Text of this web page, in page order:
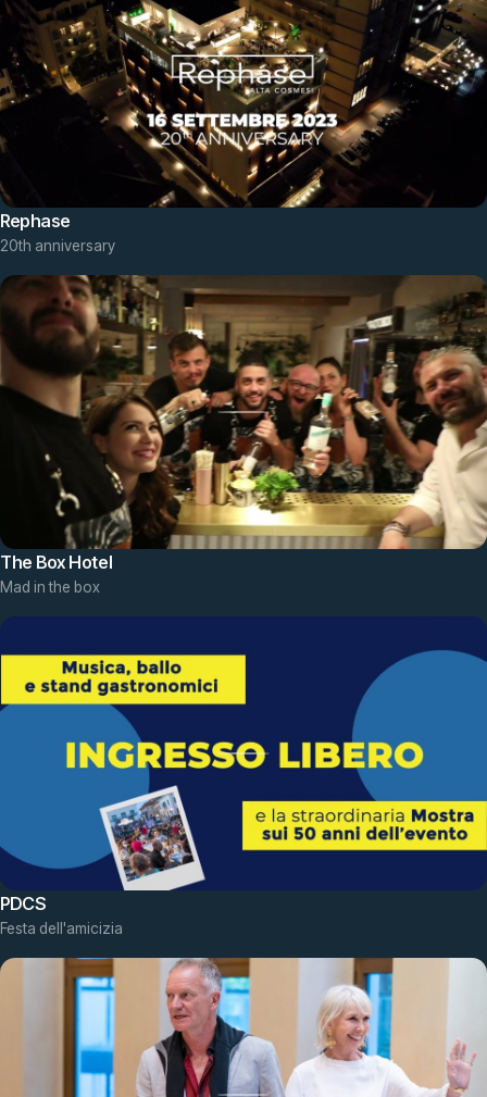
Rephase
20th anniversary
The Box Hotel
Mad in the box
PDCS
Festa dell'amicizia